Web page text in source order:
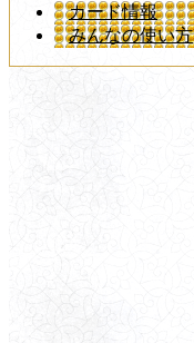
カード情報
みんなの使い方